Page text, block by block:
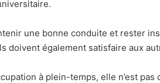
une bonne conduite et rester
doivent également satisfaire aux
à plein-temps, elle n’est